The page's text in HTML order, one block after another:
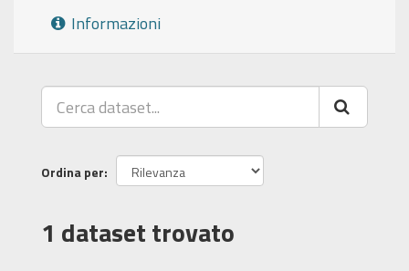
Informazioni
Ordina per
1 dataset trovato